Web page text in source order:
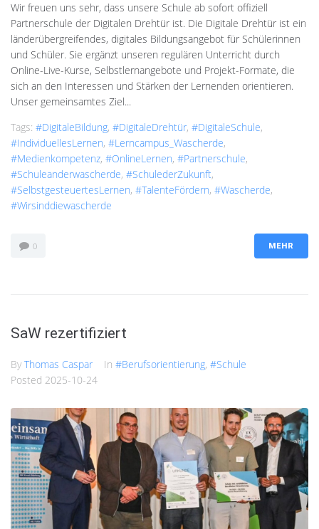
Wir freuen uns sehr, dass unsere Schule ab sofort offiziell
Partnerschule der Digitalen Drehtür ist. Die Digitale Drehtür ist ein
länderübergreifendes, digitales Bildungsangebot für Schülerinnen
und Schüler. Sie ergänzt unseren regulären Unterricht durch
Online-Live-Kurse, Selbstlernangebote und Projekt-Formate, die
sich an den Interessen und Stärken der Lernenden orientieren.
Unser gemeinsamtes Ziel...
Tags: #DigitaleBildung, #DigitaleDrehtür, #DigitaleSchule,
#IndividuellesLernen, #Lerncampus_Wascherde,
#Medienkompetenz, #OnlineLernen, #Partnerschule,
#schuleanderwascherde, #SchulederZukunft,
#SelbstgesteuertesLernen, #TalenteFördern, #Wascherde,
#wirsinddiewascherde
0 MEHR
SaW rezertifiziert
By Thomas Caspar In #Berufsorientierung, #Schule
Posted 2025-10-24